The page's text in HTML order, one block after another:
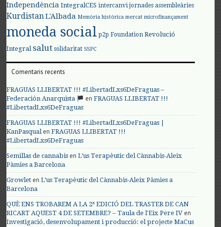
Independència IntegralCES intercanvi jornades assembleàries
KurdistanL'Albada Memòria històrica mercat microfinançament
moneda social p2p Foundation Revolució
Integral salut solidaritat SSPC
Comentaris recents
FRAGUAS LLIBERTAT !!! #LibertadLxs6DeFraguas –
Federación Anarquista
enFRAGUAS LLIBERTAT !!!
#LibertadLxs6DeFraguas
FRAGUAS LLIBERTAT !!! #LibertadLxs6DeFraguas |
KanPasqualenFRAGUAS LLIBERTAT !!!
#LibertadLxs6DeFraguas
Semillas de cannabis enL’us Terapèutic del Cànnabis-Aleix
Pàmies a Barcelona
Growlet enL’us Terapèutic del Cànnabis-Aleix Pàmies a
Barcelona
QUÈ ENS TROBAREM A LA 2ª EDICIÓ DEL TRASTER DE CAN
RICART AQUEST 4 DE SETEMBRE? – Taula de l'Eix Pere IV en
Investigació, desenvolupament i producció: el projecte MaCus